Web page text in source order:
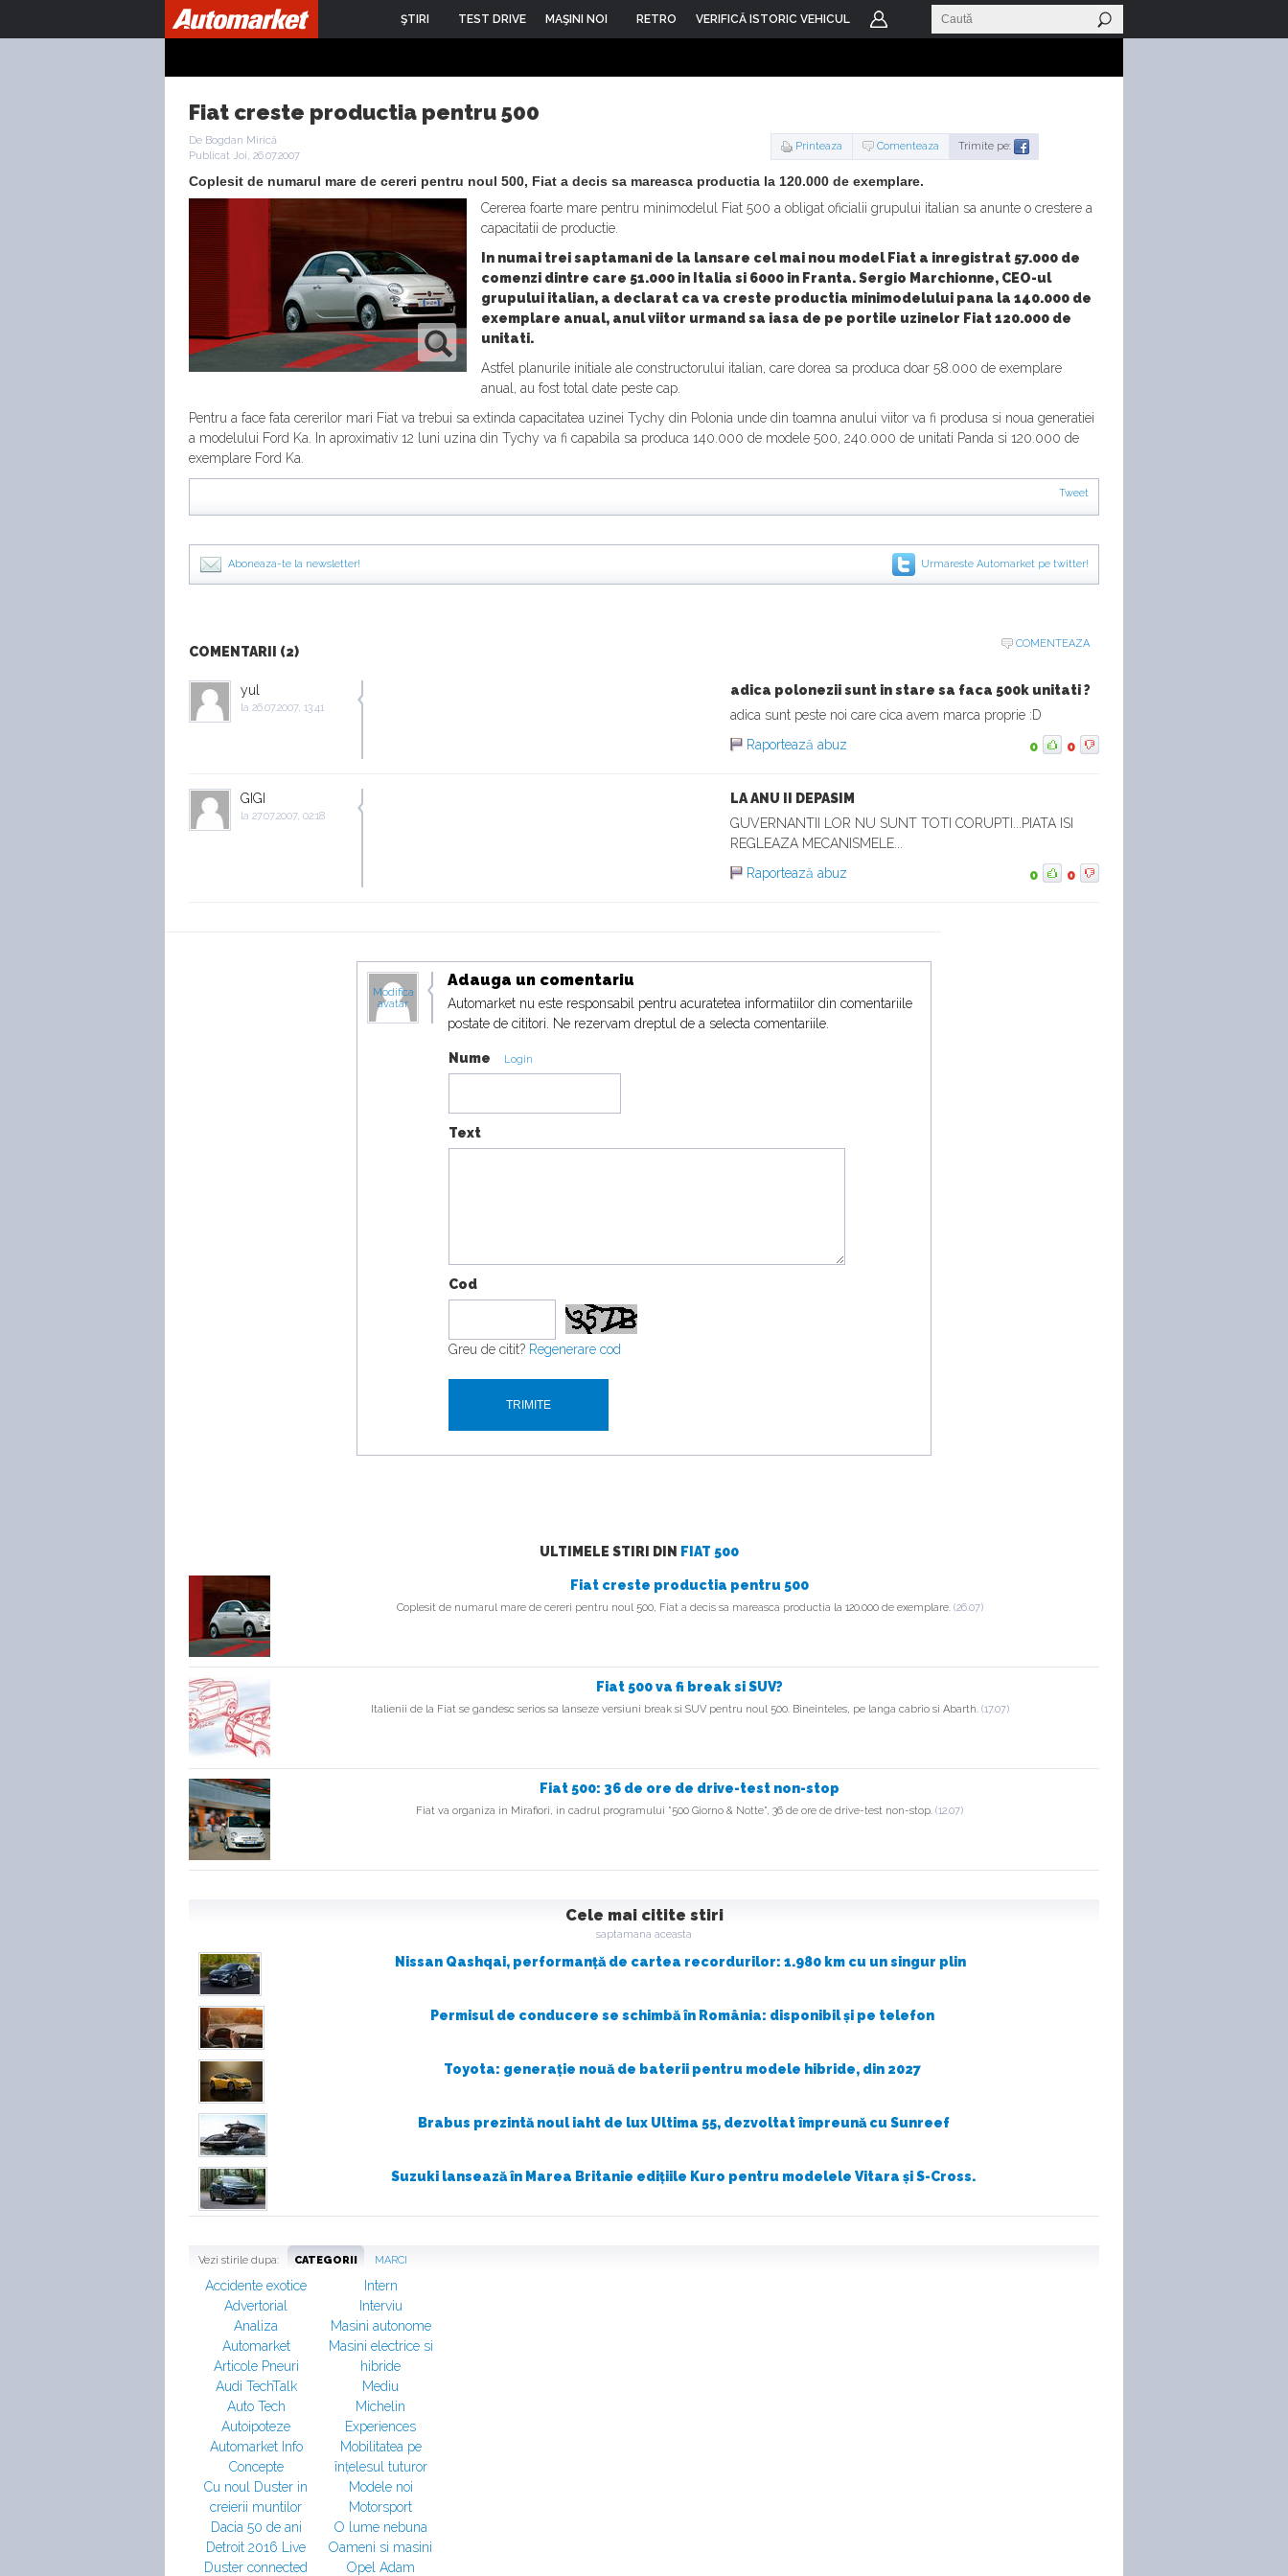
ŞTIRI TEST DRIVE MAŞINI NOI RETRO VERIFICĂ ISTORIC VEHICUL
Fiat creste productia pentru 500
De Bogdan Mirică
Publicat Joi, 26.07.2007
Printeaza Comenteaza Trimite pe:
Coplesit de numarul mare de cereri pentru noul 500, Fiat a decis sa mareasca productia la 120.000 de exemplare.
Cererea foarte mare pentru minimodelul Fiat 500 a obligat oficialii grupului italian sa anunte o crestere a
capacitatii de productie.
In numai trei saptamani de la lansare cel mai nou model Fiat a inregistrat 57.000 de
comenzi dintre care 51.000 in Italia si 6000 in Franta. Sergio Marchionne, CEO-ul
grupului italian, a declarat ca va creste productia minimodelului pana la 140.000 de
exemplare anual, anul viitor urmand sa iasa de pe portile uzinelor Fiat 120.000 de
unitati.
Astfel planurile initiale ale constructorului italian, care dorea sa produca doar 58.000 de exemplare
anual, au fost total date peste cap.
Pentru a face fata cererilor mari Fiat va trebui sa extinda capacitatea uzinei Tychy din Polonia unde din toamna anului viitor va fi produsa si noua generatiei
a modelului Ford Ka. In aproximativ 12 luni uzina din Tychy va fi capabila sa produca 140.000 de modele 500, 240.000 de unitati Panda si 120.000 de
exemplare Ford Ka.
Tweet
Aboneaza-te la newsletter! Urmareste Automarket pe twitter!
COMENTARII (2)
COMENTEAZA
yul
la 26.07.2007, 13:41
adica polonezii sunt in stare sa faca 500k unitati ?
adica sunt peste noi care cica avem marca proprie :D
Raportează abuz
0 0
GIGI
la 27.07.2007, 02:18
LA ANU II DEPASIM
GUVERNANTII LOR NU SUNT TOTI CORUPTI...PIATA ISI
REGLEAZA MECANISMELE...
Raportează abuz
0 0
Modifica
avatar
Adauga un comentariu
Automarket nu este responsabil pentru acuratetea informatiilor din comentariile
postate de cititori. Ne rezervam dreptul de a selecta comentariile.
Nume Login
Text
Cod
Greu de citit? Regenerare cod
ULTIMELE STIRI DIN FIAT 500
Fiat creste productia pentru 500
Coplesit de numarul mare de cereri pentru noul 500, Fiat a decis sa mareasca productia la 120.000 de exemplare. (26.07)
Fiat 500 va fi break si SUV?
Italienii de la Fiat se gandesc serios sa lanseze versiuni break si SUV pentru noul 500. Bineinteles, pe langa cabrio si Abarth. (17.07)
Fiat 500: 36 de ore de drive-test non-stop
Fiat va organiza in Mirafiori, in cadrul programului "500 Giorno & Notte", 36 de ore de drive-test non-stop. (12.07)
Cele mai citite stiri
saptamana aceasta
Nissan Qashqai, performanță de cartea recordurilor: 1.980 km cu un singur plin
Permisul de conducere se schimbă în România: disponibil și pe telefon
Toyota: generație nouă de baterii pentru modele hibride, din 2027
Brabus prezintă noul iaht de lux Ultima 55, dezvoltat împreună cu Sunreef
Suzuki lansează în Marea Britanie edițiile Kuro pentru modelele Vitara și S-Cross.
Vezi stirile dupa: CATEGORII MARCI
Accidente exotice
Advertorial
Analiza
Automarket
Articole Pneuri
Audi TechTalk
Auto Tech
Autoipoteze
Automarket Info
Concepte
Cu noul Duster in
creierii muntilor
Dacia 50 de ani
Detroit 2016 Live
Duster connected
Intern
Interviu
Masini autonome
Masini electrice si
hibride
Mediu
Michelin
Experiences
Mobilitatea pe
înțelesul tuturor
Modele noi
Motorsport
O lume nebuna
Oameni si masini
Opel Adam